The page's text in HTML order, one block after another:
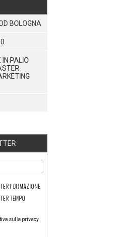
BOLOGNA
PALIO
FORMAZIONE
TEMPO
sulla privacy